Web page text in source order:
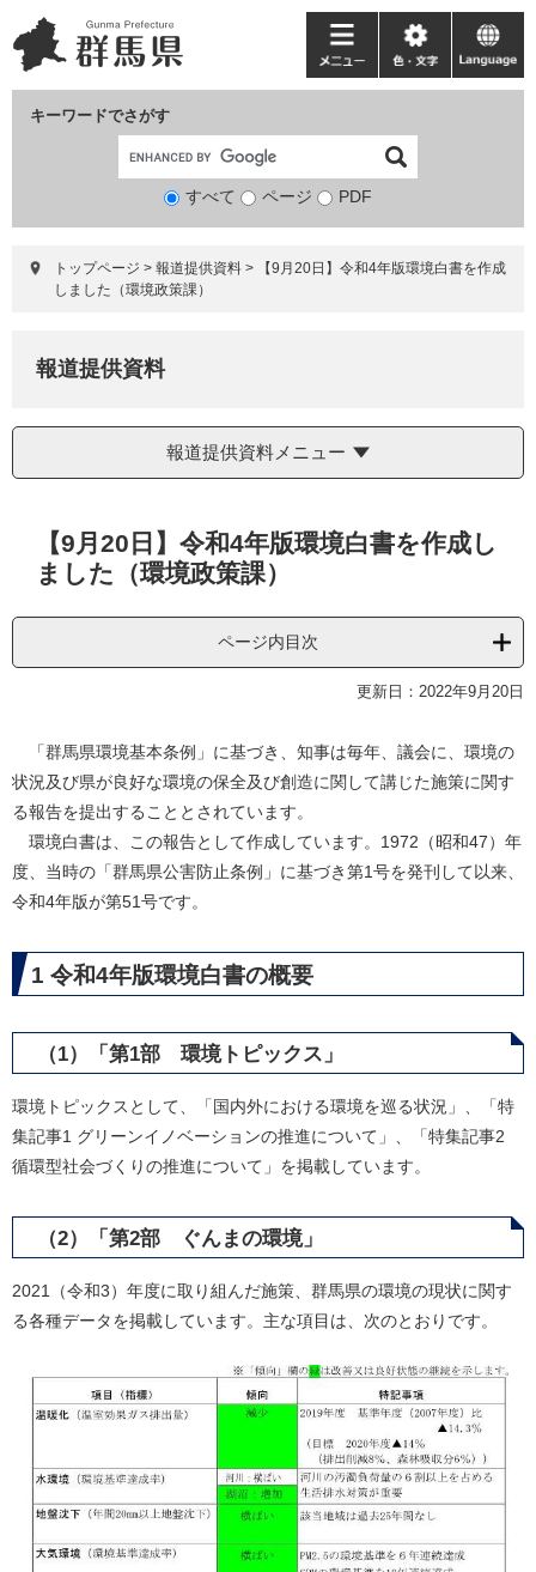
ー
ジ
ニ
ュ
て
キーワードでさがす
検
象
すべて ページ PDF
メ
ニ
ー
色・
文
language
トップページ > 報道提供資料 >
【9月20日】令和4年版環境白書を作成
しました（環境政策課）
報道提供資料
報道提供資料メニュー
【9月20日】令和4年版環境白書を作成し
ました（環境政策課）
ページ内目次
更新日：2022年9月20日
「群馬県環境基本条例」に基づき、知事は毎年、議会に、環境の
状況及び県が良好な環境の保全及び創造に関して講じた施策に関す
る報告を提出することとされています。
環境白書は、この報告として作成しています。1972（昭和47）年
度、当時の「群馬県公害防止条例」に基づき第1号を発刊して以来、
令和4年版が第51号です。
1 令和4年版環境白書の概要
（1）「第1部 環境トピックス」
環境トピックスとして、「国内外における環境を巡る状況」、「特
集記事1 グリーンイノベーションの推進について」、「特集記事2
循環型社会づくりの推進について」を掲載しています。
（2）「第2部 ぐんまの環境」
2021（令和3）年度に取り組んだ施策、群馬県の環境の現状に関す
る各種データを掲載しています。主な項目は、次のとおりです。